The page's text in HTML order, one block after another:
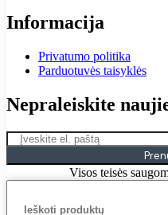
Informacija
Privatumo politika
Parduotuvės taisyklės
Nepraleiskite
Visos teisės